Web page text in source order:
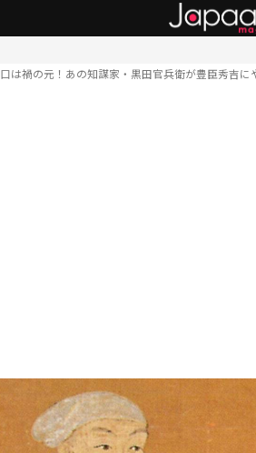
口は禍の元！あの知謀家・黒田官兵衛が豊臣秀吉